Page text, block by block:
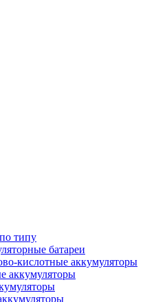
типу
батареи
кислотные аккумуляторы
аккумуляторы